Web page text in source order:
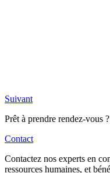
Suivant
Prêt à prendre rendez-vous
Contact
Contactez nos experts en
ressources humaines, et